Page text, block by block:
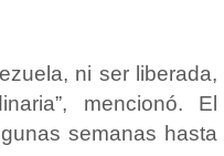
ni ser liberada,
mencionó. El
semanas hasta